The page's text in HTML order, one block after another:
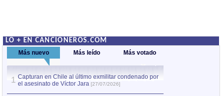
LO + EN CANCIONEROS.COM
Más nuevo Más leído Más votado
1 Capturan en Chile al último exmilitar condenado por
el asesinato de Víctor Jara [27/07/2026]